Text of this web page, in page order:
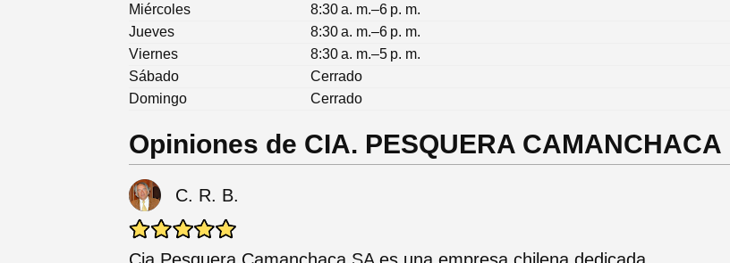
Miércoles
8:30 a. m.–6 p. m.
Jueves
8:30 a. m.–6 p. m.
Viernes
8:30 a. m.–5 p. m.
Sábado
Cerrado
Domingo
Cerrado
Opiniones de CIA. PESQUERA CAMANCHACA
C. R. B.
Cia Pesquera Camanchaca SA es una empresa chilena dedicada